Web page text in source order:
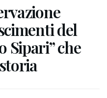
del
Sipari” che